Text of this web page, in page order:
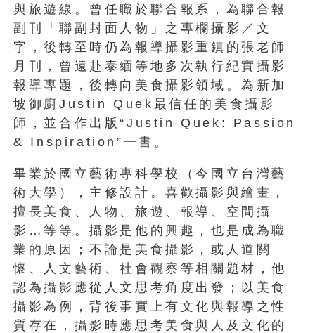
與旅遊線。曾任職於聯合報系，為聯合報
副刊「聯副封面人物」之專欄攝影／文
字，後轉至時仍為報導攝影重鎮的張老師
月刊，曾遠赴泰緬等地多次執行紀實攝影
報導專題，後轉向美食攝影領域。為新加
坡御廚Justin Quek最信任的美食攝影
師，並合作出版“Justin Quek: Passion
& Inspiration”一書。
畢業於國立藝術專科學校（今國立台灣藝
術大學），主修設計。喜歡攝影與繪畫，
擅長美食、人物、旅遊、報導、空間攝
影…等等。攝影是他的興趣，也是成為職
業的原因；不論是美食攝影，或人道關
懷、人文藝術、社會觀察等相關題材，他
認為攝影應從人文思考角度出發；以美食
攝影為例，背後事實上有文化與報導之性
質存在，攝影時應思考美食與人及文化的